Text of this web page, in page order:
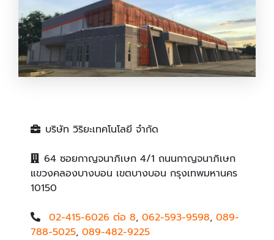
Sale Office
Factory
บริษัท วิริยะเทคโนโลยี จำกัด
64 ซอยกาญจนาภิเษก 4/1 ถนนกาญจนาภิเษก
แขวงคลองบางบอน เขตบางบอน กรุงเทพมหานคร
10150
02-415-6026 ต่อ 8, 062-593-9598, 089-
788-5025, 089-482-9225